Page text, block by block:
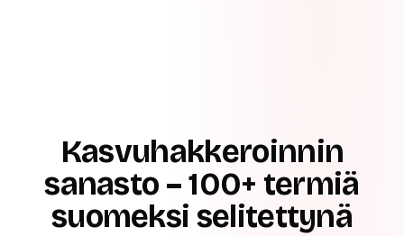
Kasvuhakkeroinnin
sanasto – 100+ termiä
suomeksi selitettynä